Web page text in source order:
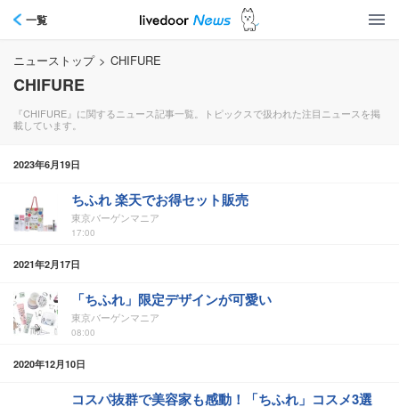
一覧
ニューストップ > CHIFURE
CHIFURE
『CHIFURE』に関するニュース記事一覧。トピックスで扱われた注目ニュースを掲
載しています。
2023年6月19日
ちふれ 楽天でお得セット販売
東京バーゲンマニア
17:00
2021年2月17日
「ちふれ」限定デザインが可愛い
東京バーゲンマニア
08:00
2020年12月10日
コスパ抜群で美容家も感動！「ちふれ」コスメ3選